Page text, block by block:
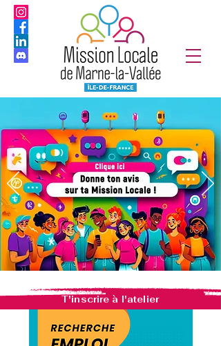
T'inscrire à l'atelier